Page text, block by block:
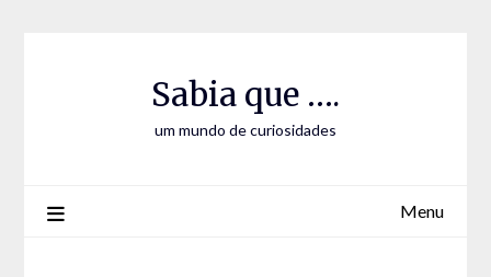
Sabia que ….
um mundo de curiosidades
Menu